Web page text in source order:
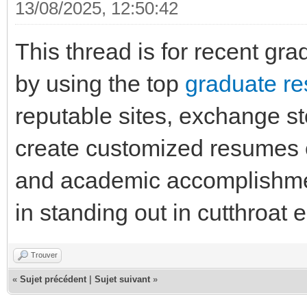
13/08/2025, 12:50:42
This thread is for recent
by using the top graduate
reputable sites, exchange
create customized
and academic
in standing out in cutthroat
Trouver
« Sujet précédent Sujet suivant »